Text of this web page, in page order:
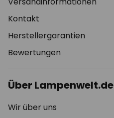
Kontakt
Herstellergarantien
Bewertungen
Über Lampenwelt.de
Wir über uns